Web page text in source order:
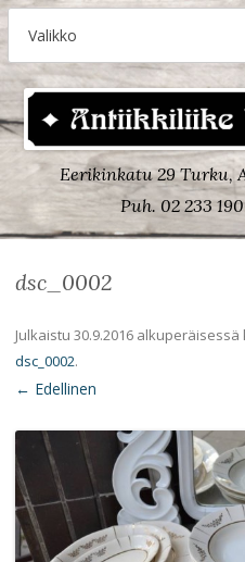
Eerikinkatu 29 Turku,
Puh. 02 233
dsc_0002
Julkaistu 30.9.2016 alkuperäisessä
dsc_0002.
← Edellinen